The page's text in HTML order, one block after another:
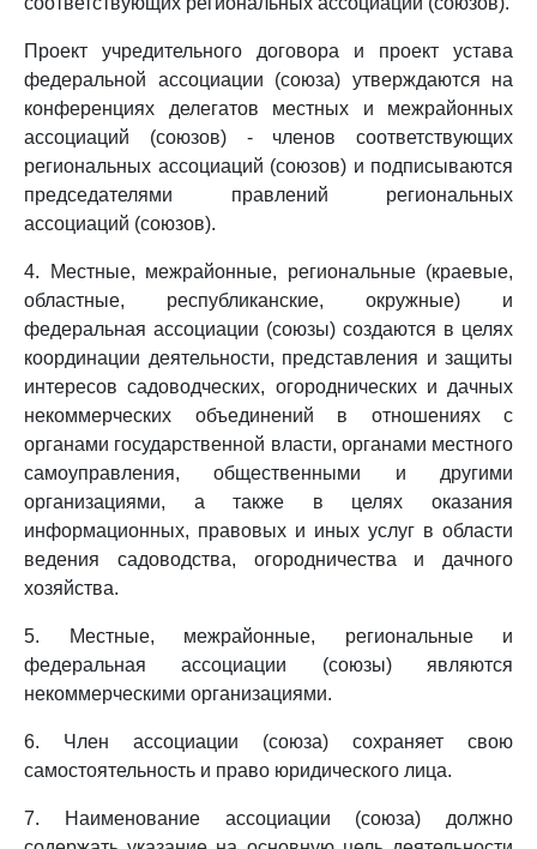
Проект учредительного договора и проект устава
федеральной ассоциации (союза) утверждаются на
конференциях делегатов местных и межрайонных
ассоциаций (союзов) - членов соответствующих
региональных ассоциаций (союзов) и подписываются
председателями правлений региональных
ассоциаций (союзов).
4. Местные, межрайонные, региональные (краевые,
областные, республиканские, окружные) и
федеральная ассоциации (союзы) создаются в целях
координации деятельности, представления и защиты
интересов садоводческих, огороднических и дачных
некоммерческих объединений в отношениях с
органами государственной власти, органами местного
самоуправления, общественными и другими
организациями, а также в целях оказания
информационных, правовых и иных услуг в области
ведения садоводства, огородничества и дачного
хозяйства.
5. Местные, межрайонные, региональные и
федеральная ассоциации (союзы) являются
некоммерческими организациями.
6. Член ассоциации (союза) сохраняет свою
самостоятельность и право юридического лица.
7. Наименование ассоциации (союза) должно